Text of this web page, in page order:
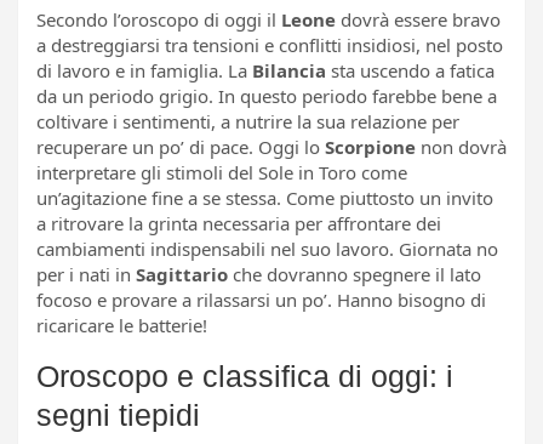
Secondo l’oroscopo di oggi il Leone dovrà essere bravo
a destreggiarsi tra tensioni e conflitti insidiosi, nel posto
di lavoro e in famiglia. La Bilancia sta uscendo a fatica
da un periodo grigio. In questo periodo farebbe bene a
coltivare i sentimenti, a nutrire la sua relazione per
recuperare un po’ di pace. Oggi lo Scorpione non dovrà
interpretare gli stimoli del Sole in Toro come
un’agitazione fine a se stessa. Come piuttosto un invito
a ritrovare la grinta necessaria per affrontare dei
cambiamenti indispensabili nel suo lavoro. Giornata no
per i nati in Sagittario che dovranno spegnere il lato
focoso e provare a rilassarsi un po’. Hanno bisogno di
ricaricare le batterie!
Oroscopo e classifica di oggi: i
segni tiepidi